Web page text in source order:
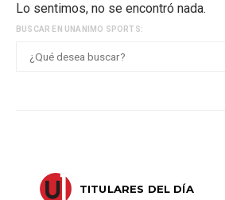
Lo sentimos, no se encontró nada.
BUSCAR EN UNANIMO SPORTS:
TITULARES DEL DÍA